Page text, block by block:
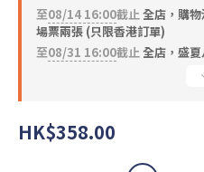
至08/14 16:00截止全店，購
場票兩張 (只限香港訂單)
至08/31 16:00截止全店，盛
HK$358.00